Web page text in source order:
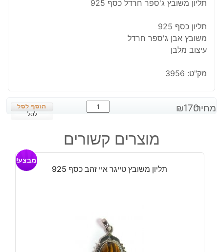
תליון משובץ ג'ספר חרדל כסף 925
תליון כסף 925
משובץ אבן ג'ספר חרדל
עיצוב מלבן
מק"ט: 3956
מחיר: ₪170
כמות
של
משובץ
ג'ספר
כסף
לסל
מוצרים קשורים
תליון משובץ טייגר איי זהב כסף 925
מבצע!